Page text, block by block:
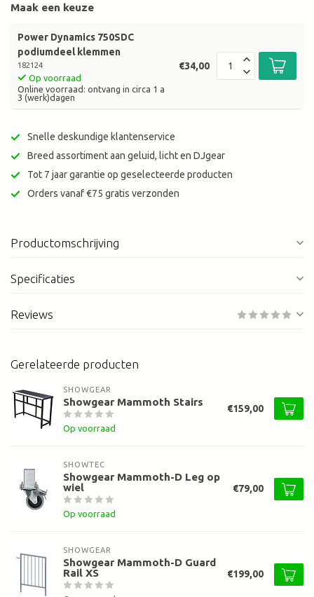
Maak een keuze
Power Dynamics 750SDC
podiumdeel klemmen
182124
Op voorraad
Online voorraad: ontvang in circa 1 a
3 (werk)dagen
€34,00
Snelle deskundige klantenservice
Breed assortiment aan geluid, licht en DJgear
Tot 7 jaar garantie op geselecteerde producten
Orders vanaf €75 gratis verzonden
Productomschrijving
Specificaties
Reviews
Gerelateerde producten
SHOWGEAR
Showgear Mammoth Stairs
Op voorraad
€159,00
SHOWTEC
Showgear Mammoth-D Leg op
wiel
Op voorraad
€79,00
SHOWGEAR
Showgear Mammoth-D Guard
Rail XS
€199,00